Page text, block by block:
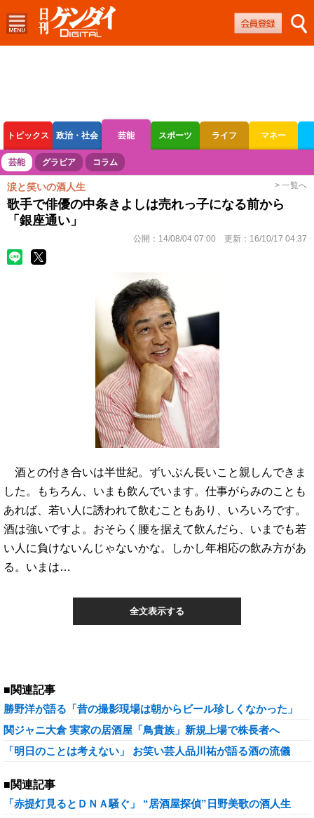
トピックス 政治・社会 芸能 スポーツ ライフ マネー
ボートレース 競輪 オートレース
芸能 グラビア コラム
涙と笑いの酒人生 > 一覧へ
歌手で俳優の中条きよしは売れっ子になる前から
「銀座通い」
公開： 14/08/04 07:00 更新： 16/10/17 04:37
酒との付き合いは半世紀。ずいぶん長いこと親しんできま
した。もちろん、いまも飲んでいます。仕事がらみのことも
あれば、若い人に誘われて飲むこともあり、いろいろです。
酒は強いですよ。おそらく腰を据えて飲んだら、いまでも若
い人に負けないんじゃないかな。しかし年相応の飲み方があ
る。いまは…
全文表示する
■関連記事
勝野洋が語る「昔の撮影現場は朝からビール珍しくなかった」
関ジャニ大倉 実家の居酒屋「鳥貴族」新規上場で株長者へ
「明日のことは考えない」 お笑い芸人品川祐が語る酒の流儀
■関連記事
「赤提灯見るとＤＮＡ騒ぐ」 “居酒屋探偵”日野美歌の酒人生